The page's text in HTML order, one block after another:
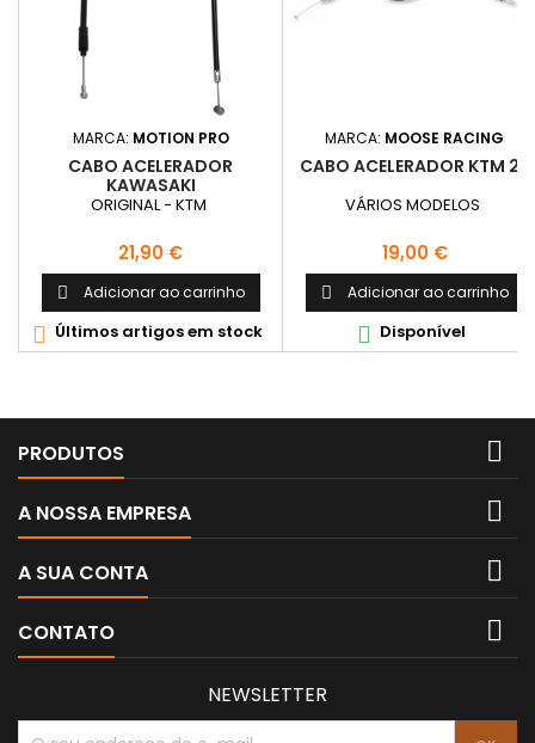
MARCA: MOTION PRO
CABO ACELERADOR
KAWASAKI
ORIGINAL - KTM
Preço
21,90 €
 Adicionar ao carrinho
 Últimos artigos em stock
MARCA: MOOSE RACING
CABO ACELERADOR KTM 2T
VÁRIOS MODELOS
Preço
19,00 €
 Adicionar ao carrinho
 Disponível
PRODUTOS 
A NOSSA EMPRESA 
A SUA CONTA 
CONTATO 
NEWSLETTER